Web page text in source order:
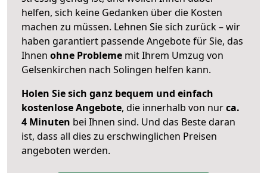
helfen, sich keine Gedanken über die Kosten
machen zu müssen. Lehnen Sie sich zurück – wir
haben garantiert passende Angebote für Sie, das
Ihnen ohne Probleme mit Ihrem Umzug von
Gelsenkirchen nach Solingen helfen kann.
Holen Sie sich ganz bequem und einfach
kostenlose Angebote, die innerhalb von nurca.
4 Minuten bei Ihnen sind. Und das Beste daran
ist, dass all dies zu erschwinglichen Preisen
angeboten werden.